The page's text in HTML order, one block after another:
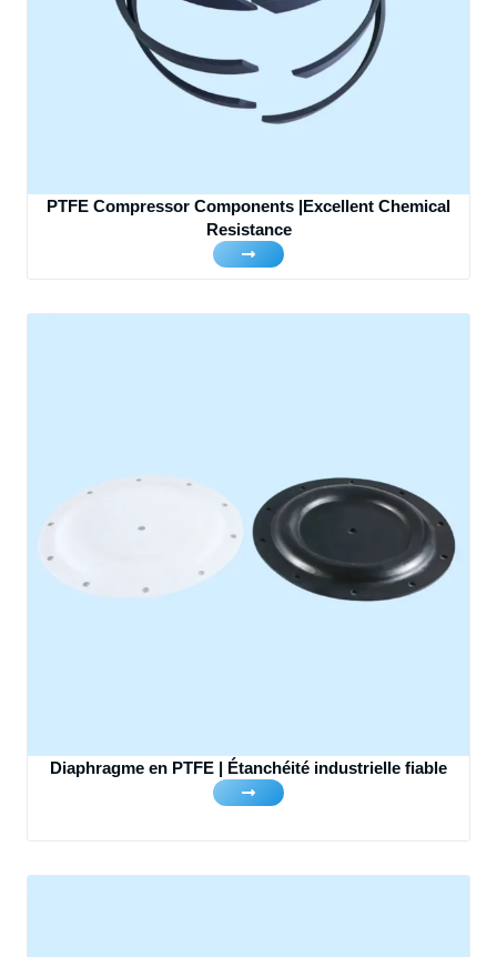
PTFE Compressor Components |Excellent Chemical
Resistance
Diaphragme en PTFE | Étanchéité industrielle fiable